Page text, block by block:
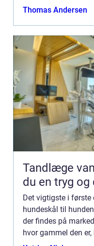
den er; om den sk...
Thomas Andersen
Tandlæge vanløse
du en tryg
Det vigtigste i
hundeskål til
der findes på
hvor gammel den